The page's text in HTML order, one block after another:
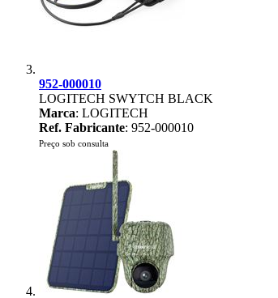
952-000010
LOGITECH SWYTCH BLACK
Marca: LOGITECH
Ref. Fabricante: 952-000010
Preço sob consulta